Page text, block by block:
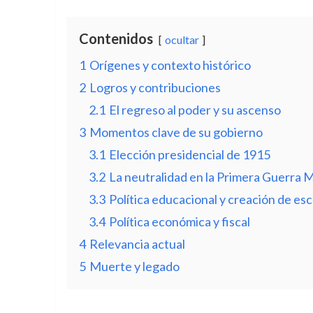
Contenidos ocultar
1 Orígenes y contexto histórico
2 Logros y contribuciones
2.1 El regreso al poder y su ascenso
3 Momentos clave de su gobierno
3.1 Elección presidencial de 1915
3.2 La neutralidad en la Primera Guerra
3.3 Política educacional y creación de
3.4 Política económica y fiscal
4 Relevancia actual
5 Muerte y legado